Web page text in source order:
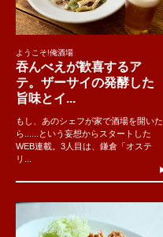
ようこそ!俺酒場
吞んべえが歓喜するア
テ。ザーサイの発酵した
旨味とイ...
もし、あのシェフが家で酒場を開いた
ら......という妄想からスタートした
WEB連載。3人目は、鎌倉「オステ
リ...